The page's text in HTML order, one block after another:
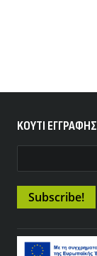
KOYTI ΕΓΓΡΑΦΗΣ